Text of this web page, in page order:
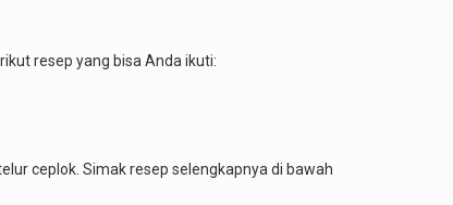
resep yang bisa Anda ikuti:
ceplok. Simak resep selengkapnya di bawah